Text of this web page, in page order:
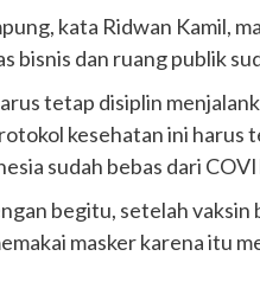
kata Ridwan Kamil,
bisnis dan ruang publik
tetap disiplin
kesehatan ini
sudah bebas dari
begitu, setelah
masker karena itu